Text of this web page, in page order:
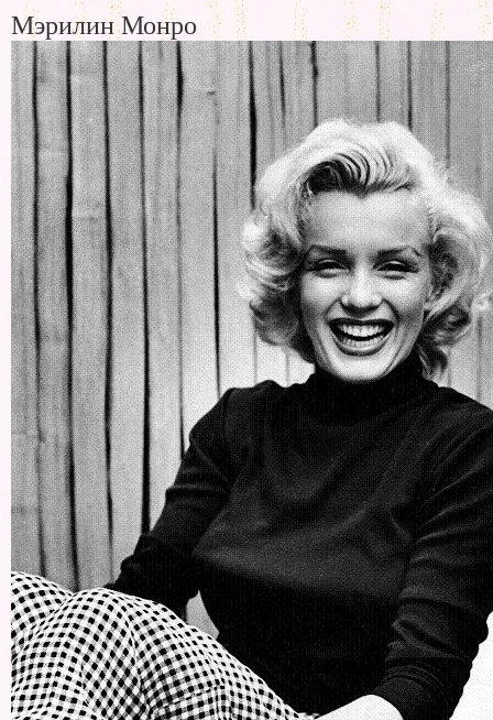
Мэрилин Монро